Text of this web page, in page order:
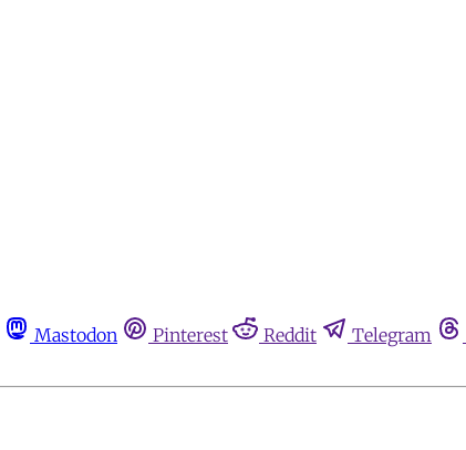
Mastodon Pinterest Reddit Telegram